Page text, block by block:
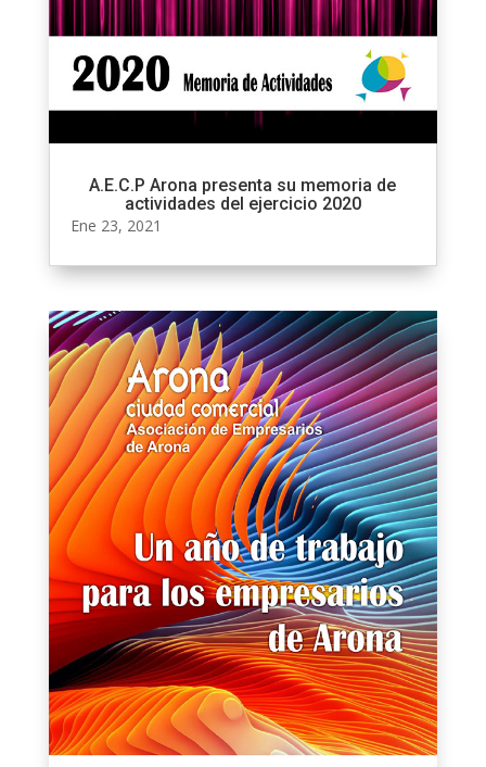
A.E.C.P Arona presenta su memoria de
actividades del ejercicio 2020
Ene 23, 2021